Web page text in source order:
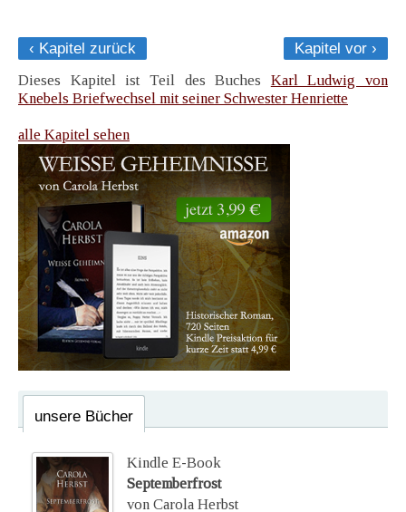
‹ Kapitel zurück
Kapitel vor ›
Dieses Kapitel ist Teil des Buches Karl Ludwig von
Knebels Briefwechsel mit seiner Schwester Henriette
alle Kapitel sehen
unsere Bücher
Kindle E-Book
Septemberfrost
von Carola Herbst